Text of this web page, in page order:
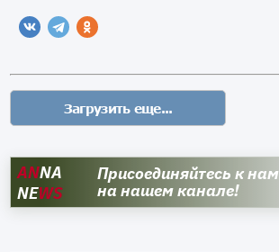
ANNA
NEWS
Присоединяйтесь к нам
на нашем канале!